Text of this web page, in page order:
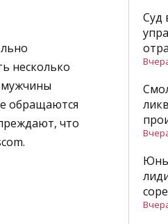
несколько
мужчины
обращаются
что
Суд